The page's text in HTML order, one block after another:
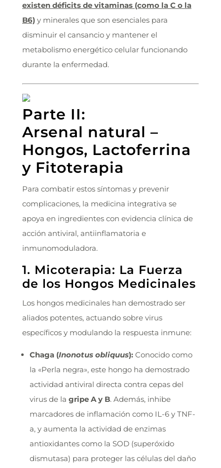
existen déficits de vitaminas (como la C o la
B6)y minerales que son esenciales para
disminuir el cansancio y mantener el
metabolismo energético celular funcionando
durante la enfermedad.
Parte II:
Arsenal natural –
Hongos, Lactoferrina
y Fitoterapia
Para combatir estos síntomas y prevenir
complicaciones, la medicina integrativa se
apoya en ingredientes con evidencia clínica de
acción antiviral, antiinflamatoria e
inmunomoduladora.
1. Micoterapia: La Fuerza
de los Hongos Medicinales
Los hongos medicinales han demostrado ser
aliados potentes, actuando sobre virus
específicos y modulando la respuesta inmune:
Chaga (Inonotus obliquus):Conocido como
la «Perla negra», este hongo ha demostrado
actividad antiviral directa contra cepas del
virus de la gripe A y B. Además, inhibe
marcadores de inflamación como IL-6 y TNF-
a, y aumenta la actividad de enzimas
antioxidantes como la SOD (superóxido
dismutasa) para proteger las células del daño